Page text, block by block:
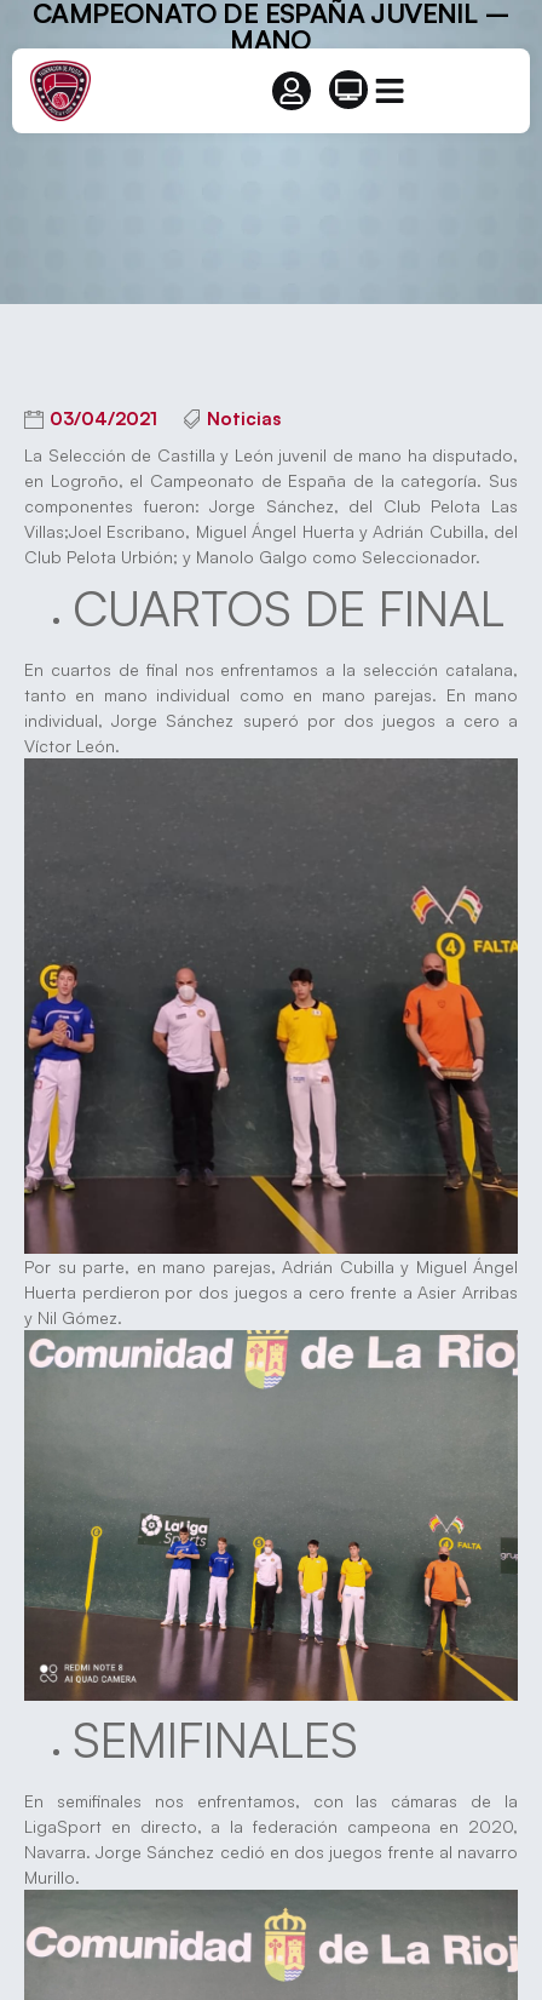
CAMPEONATO DE ESPAÑA JUVENIL –
MANO
03/04/2021 Noticias
La Selección de Castilla y León juvenil de mano ha disputado,
en Logroño, el Campeonato de España de la categoría. Sus
componentes fueron: Jorge Sánchez, del Club Pelota Las
Villas;Joel Escribano, Miguel Ángel Huerta y Adrián Cubilla, del
Club Pelota Urbión; y Manolo Galgo como Seleccionador.
CUARTOS DE FINAL
En cuartos de final nos enfrentamos a la selección catalana,
tanto en mano individual como en mano parejas. En mano
individual, Jorge Sánchez superó por dos juegos a cero a
Víctor León.
Por su parte, en mano parejas, Adrián Cubilla y Miguel Ángel
Huerta perdieron por dos juegos a cero frente a Asier Arribas
y Nil Gómez.
SEMIFINALES
En semifinales nos enfrentamos, con las cámaras de la
LigaSport en directo, a la federación campeona en 2020,
Navarra. Jorge Sánchez cedió en dos juegos frente al navarro
Murillo.